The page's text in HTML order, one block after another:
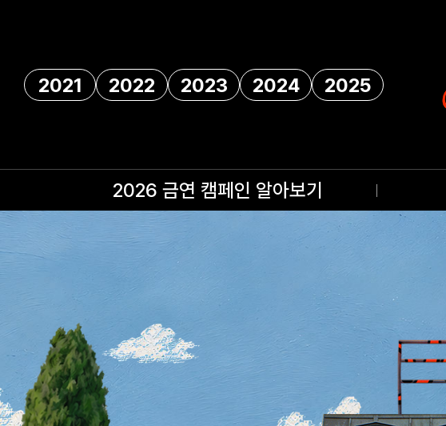
2021 2022 2023 2024 2025
2026 금연 캠페인 알아보기